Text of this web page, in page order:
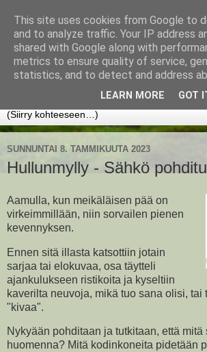
www.jyrkikokko.fi
Uusi Suunta - Jokainen hetki tarjoaa
SUNNUNTAI 8. TAMMIKUUTA 2023
Hullunmylly - Sähkö
Aamulla, kun meikäläisen pää on
virkeimmillään, niin sorvailen pienen
kevennyksen.
Ennen sitä illasta katsottiin jotain
sarjaa tai elokuvaa, osa täytteli
ajankulukseen ristikoita ja kyseltiin
kaverilta neuvoja, mikä tuo sana olisi, tai
"kivaa".
Nykyään pohditaan ja tutkitaan, että
huomenna? Mitä kodinkoneita pidetään
This site uses cookies from Google to
and to analyze traffic. Your IP address
shared with Google along with
metrics to ensure quality of service,
statistics, and to detect and address
LEARN MORE GOT